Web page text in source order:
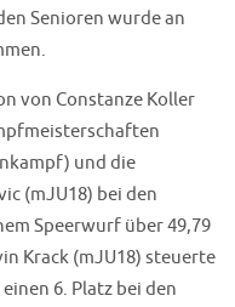
Senioren wurde an
von Constanze Koller
und die
(mJU18) bei den
Speerwurf über 49,79
Krack (mJU18) steuerte
6. Platz bei den